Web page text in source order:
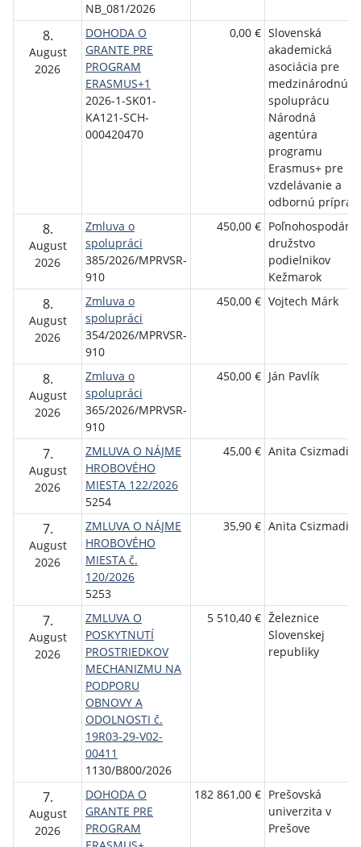
NB_081/2026
8.
August
2026
DOHODA O
GRANTE PRE
PROGRAM
ERASMUS+1
2026-1-SK01-
KA121-SCH-
000420470
0,00 € Slovenská
akademická
asociácia pre
medzinárodnú
spoluprácu
Národná
agentúra
programu
Erasmus+ pre
vzdelávanie a
odbornú
8.
August
2026
Zmluva o
spolupráci
385/2026/MPRVSR-
910
450,00 €
družstvo
podielnikov
Kežmarok
8.
August
2026
Zmluva o
spolupráci
354/2026/MPRVSR-
910
450,00 € Vojtech Márk
8.
August
2026
Zmluva o
spolupráci
365/2026/MPRVSR-
910
450,00 € Ján Pavlík
7.
August
2026
ZMLUVA O NÁJME
HROBOVÉHO
MIESTA 122/2026
5254
45,00 € Anita Csizmadia
7.
August
2026
ZMLUVA O NÁJME
HROBOVÉHO
MIESTA č.
120/2026
5253
35,90 € Anita Csizmadia
7.
August
2026
ZMLUVA O
POSKYTNUTÍ
PROSTRIEDKOV
MECHANIZMU NA
PODPORU
OBNOVY A
ODOLNOSTI č.
19R03-29-V02-
00411
1130/B800/2026
5 510,40 € Železnice
Slovenskej
republiky
7.
August
2026
DOHODA O
GRANTE PRE
PROGRAM
182 861,00 € Prešovská
univerzita v
Prešove